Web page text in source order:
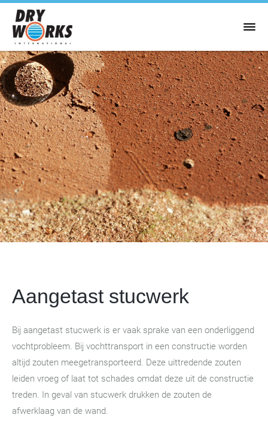
Aangetast stucwerk
Bij aangetast stucwerk is er vaak sprake van een onderliggend
vochtprobleem. Bij vochttransport in een constructie worden
altijd zouten meegetransporteerd. Deze uittredende zouten
leiden vroeg of laat tot schades omdat deze uit de constructie
treden. In geval van stucwerk drukken de zouten de
afwerklaag van de wand.